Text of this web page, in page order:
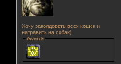
Хочу заколдовать всех кошек и
натравить на собак)
Awards